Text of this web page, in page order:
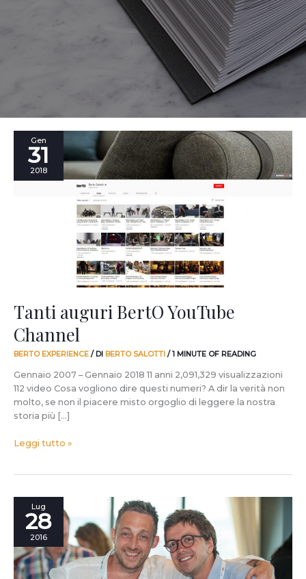
Gen
31
2018
Tanti auguri BertO YouTube
Channel
BERTO EXPERIENCE / DI BERTO SALOTTI /1 MINUTE OF READING
Gennaio 2007 – Gennaio 2018 11 anni 2,091,329 visualizzazioni
112 video Cosa vogliono dire questi numeri? A dir la verità non
molto, se non il piacere misto orgoglio di leggere la nostra
storia più […]
Tanti
auguri
BertO
Leggi tutto »
Lug
28
2016
esperienze
più
del
2016,